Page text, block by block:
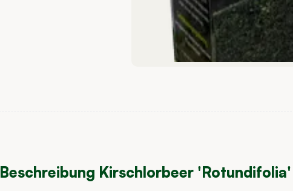
Beschreibung Kirschlorbeer